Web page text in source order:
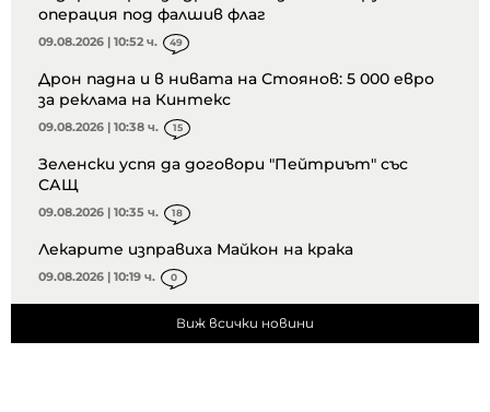
операция под фалшив флаг
09.08.2026 | 10:52 ч. 49
Дрон падна и в нивата на Стоянов: 5 000 евро
за реклама на Кинтекс
09.08.2026 | 10:38 ч. 15
Зеленски успя да договори "Пейтриът" със
САЩ
09.08.2026 | 10:35 ч. 18
Лекарите изправиха Майкон на крака
09.08.2026 | 10:19 ч. 0
Виж всички новини